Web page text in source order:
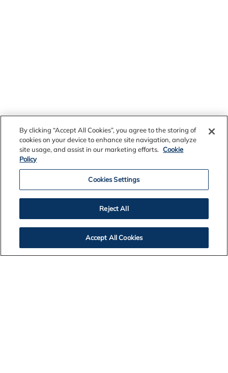
By clicking “Accept All Cookies”, you agree to the storing of
cookies on your device to enhance site navigation, analyze
site usage, and assist in our marketing efforts. Cookie
Policy
Cookies Settings
Reject All
Accept All Cookies